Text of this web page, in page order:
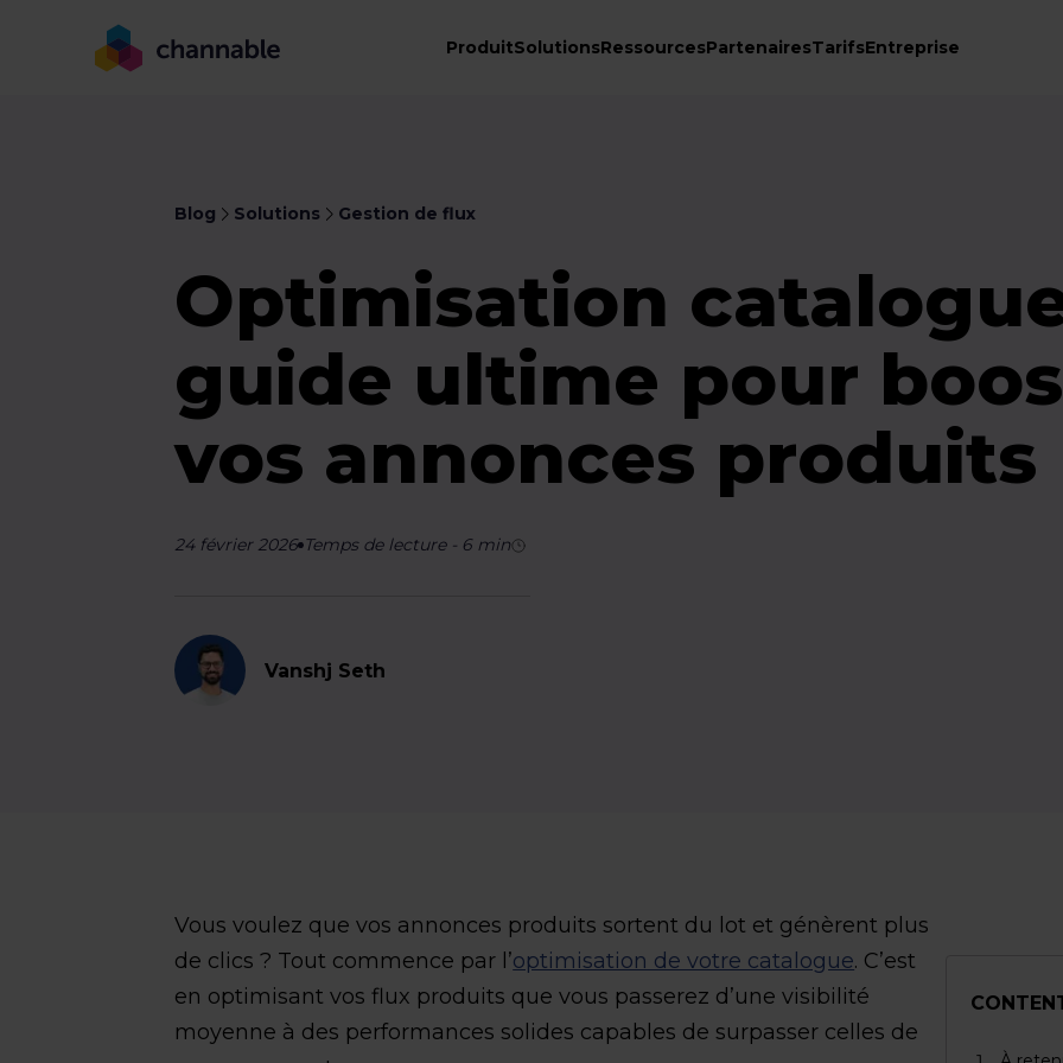
ProduitSolutionsRessourcesPartenairesTarifsEntreprise
Blog Solutions Gestion de flux
Optimisation
guide ultime pour
vos annonces produits
24 février 2026 Temps de lecture- 6 min
Vanshj Seth
Vous voulez que vos annonces produits sortent du lot et génèrent plus
de clics ? Tout commence par l’optimisation de votre catalogue. C’est
en optimisant vos flux produits que vous passerez d’une visibilité
moyenne à des performances solides capables de surpasser celles de